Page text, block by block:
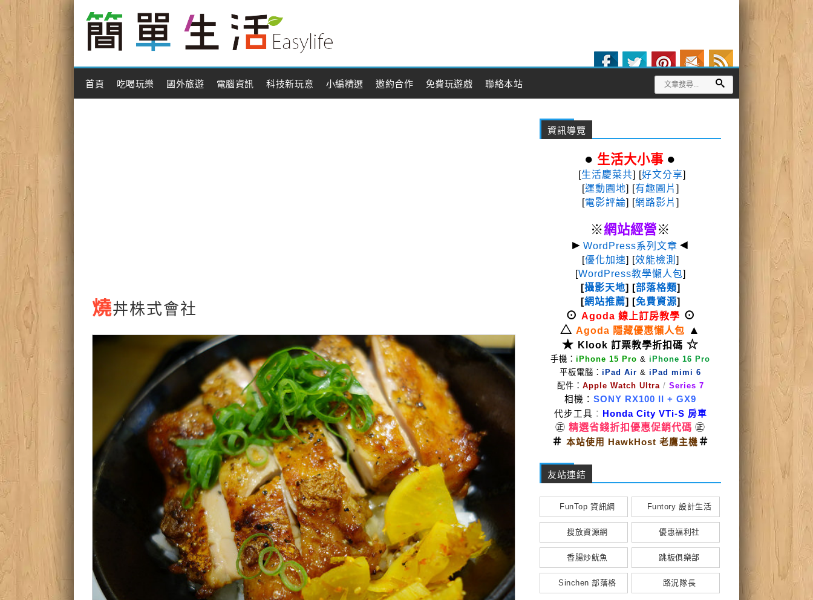
Main Menu
首頁 吃喝玩樂 國外旅遊 電腦資訊 科技新玩意 小編精選 邀約合作 免費玩遊戲 聯絡本站
燒丼株式會社
資訊導覽
● 生活大小事 ●
[生活慶菜共] [好文分享]
[運動園地] [有趣圖片 ]
[電影評論] [網路影片 ]
※網站經營※
► WordPress系列文章 ◄
[優化加速] [效能檢測 ]
[WordPress教學懶人包]
[攝影天地] [部落格類]
[網站推薦] [免費資源]
⊙ Agoda 線上訂房教學 ⊙
△ Agoda 隱藏優惠懶人包
▲
★ Klook 訂票教學折扣碼 ☆
手機： iPhone 15 Pro & iPhone 16 Pro
平板電腦： iPad Air & iPad mimi 6
配件： Apple Watch Ultra / Series 7
相機： SONY RX100 II
+ GX9
代步工具 ： Honda City VTi-S 房車
㊣ 精選省錢折扣優惠促銷代碼 ㊣
＃ 本站使用 HawkHost 老鷹主機＃
友站連結
FunTop 資訊網 Funtory 設計生活
搜放資源網 優惠福利社
香腸炒魷魚 跳板俱樂部
Sinchen 部落格 路況隊長